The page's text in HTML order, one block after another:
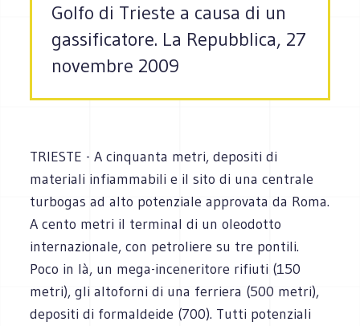
Golfo di Trieste a causa di un
gassificatore. La Repubblica, 27
novembre 2009
TRIESTE - A cinquanta metri, depositi di
materiali infiammabili e il sito di una centrale
turbogas ad alto potenziale approvata da Roma.
A cento metri il terminal di un oleodotto
internazionale, con petroliere su tre pontili.
Poco in là, un mega-inceneritore rifiuti (150
metri), gli altoforni di una ferriera (500 metri),
depositi di formaldeide (700). Tutti potenziali